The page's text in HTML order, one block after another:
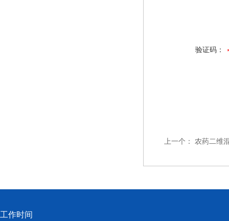
验证码：
上一个： 农药二维
工作时间